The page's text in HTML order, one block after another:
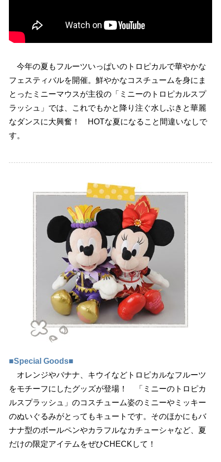
今年の夏もフルーツいっぱいのトロピカルで華やかな
フェスティバルを開催。鮮やかなコスチュームを身にま
とったミニーマウスが主役の「ミニーのトロピカルスプ
ラッシュ」では、これでもかと降り注ぐ水しぶきと華麗
なダンスに大興奮！ HOTな夏になること間違いなしで
す。
■Special Goods■
オレンジやバナナ、キウイなどトロピカルなフルーツ
をモチーフにしたグッズが登場！ 「ミニーのトロピカ
ルスプラッシュ」のコスチューム姿のミニーやミッキー
のぬいぐるみがとってもキュートです。そのほかにもバ
ナナ型のボールペンやカラフルなカチューシャなど、夏
だけの限定アイテムをぜひCHECKして！